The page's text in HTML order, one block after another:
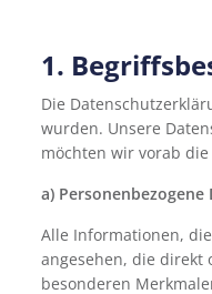
1.
Die
wurden. Unsere
möchten wir vorab
a) Personenbezogene
Alle Informationen,
angesehen, die direkt
besonderen